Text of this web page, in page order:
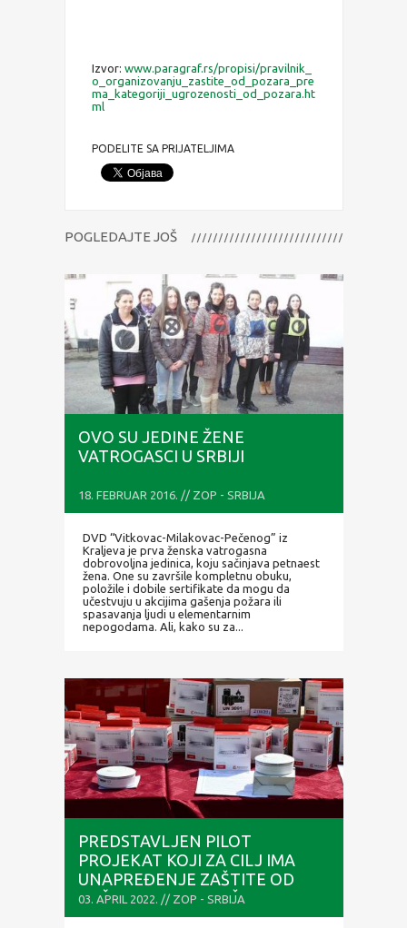
Izvor: www.paragraf.rs/propisi/pravilnik_
o_organizovanju_zastite_od_pozara_pre
ma_kategoriji_ugrozenosti_od_pozara.ht
ml
PODELITE SA PRIJATELJIMA
POGLEDAJTE JOŠ
OVO SU JEDINE ŽENE
VATROGASCI U SRBIJI
18. FEBRUAR 2016. // ZOP - SRBIJA
DVD “Vitkovac-Milakovac-Pečenog” iz
Kraljeva je prva ženska vatrogasna
dobrovoljna jedinica, koju sačinjava petnaest
žena. One su završile kompletnu obuku,
položile i dobile sertifikate da mogu da
učestvuju u akcijima gašenja požara ili
spasavanja ljudi u elementarnim
nepogodama. Ali, kako su za...
PREDSTAVLJEN PILOT
PROJEKAT KOJI ZA CILJ IMA
UNAPREĐENJE ZAŠTITE OD
POŽARA STANOVNIŠTVA SA
FOKUSOM NA RANJIVE GRUPE
03. APRIL 2022. // ZOP - SRBIJA